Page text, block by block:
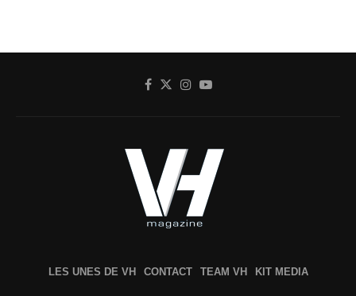
LES UNES DE VH CONTACT TEAM VH KIT MEDIA